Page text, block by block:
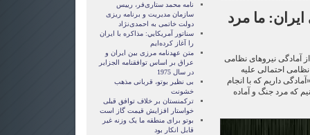
ما مرد
آمادگی نیرو‌های نظامی
نظامی احتمالی علیه
داریم که با انجام
که مرد جنگ و آماده
نامه محمد ستاری‌فر، رییس
سازمان مدیریت و برنامه ریزی
دولت خاتمی به احمدی‌نژاد
سناتور آمريکايي: مذاکره با ايران
را آغاز کرده‌ايم
متن عهدنامه مرزى بين ايران و
عراق بر اساس توافقنامه الجزاير
در سال 1975
بی نظیر بوتو، قربانی مذهب
خشونت
ترکمنستان بر خلاف توافق قبلی
خواستار افزایش قیمت گاز است
بوتو برای منطقه ما یک وزنه غیر
قابل انکار بود